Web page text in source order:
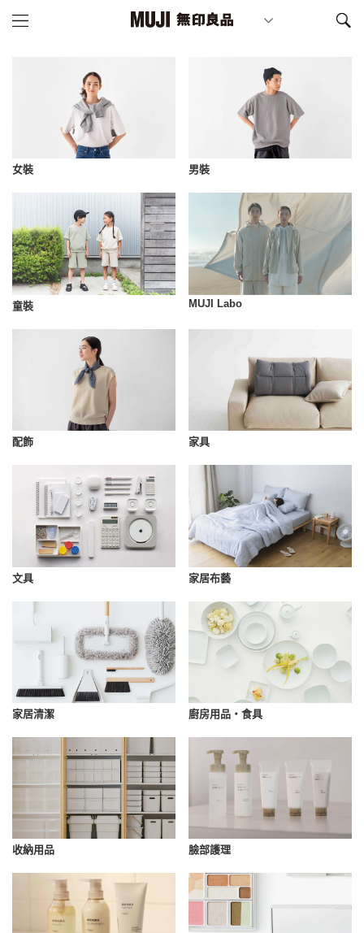
女裝 男裝
童裝 MUJI Labo
配飾 家具
文具 家居布藝
家居清潔 廚房用品・食具
收納用品 臉部護理